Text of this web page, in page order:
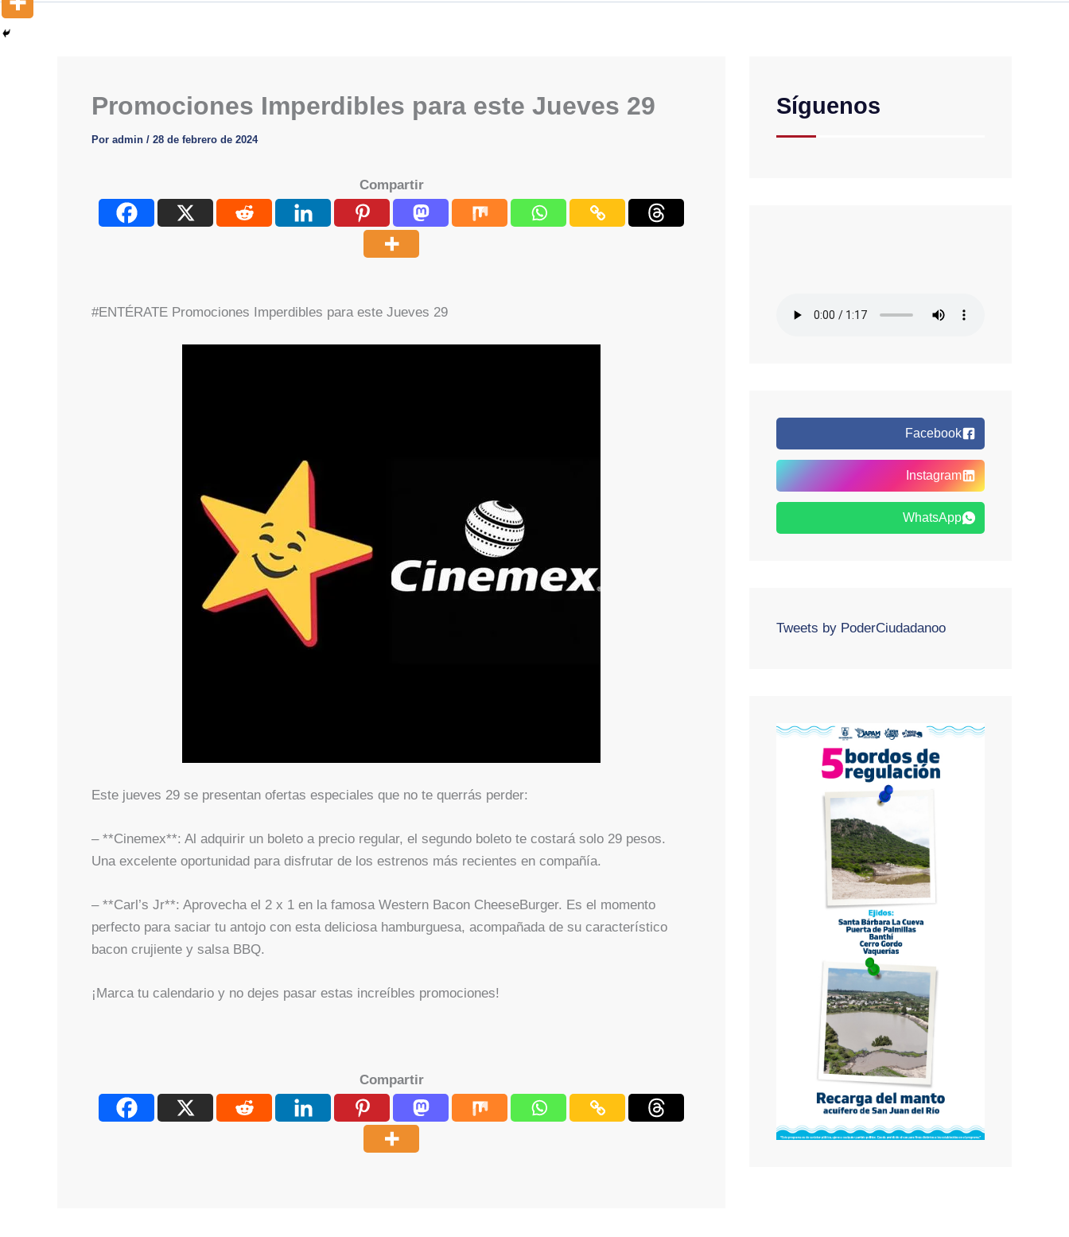
Promociones Imperdibles para este Jueves 29
Por admin / 28 de febrero de 2024
Compartir
#ENTÉRATE Promociones Imperdibles para este Jueves 29
Este jueves 29 se presentan ofertas especiales que no te querrás perder:
– **Cinemex**: Al adquirir un boleto a precio regular, el segundo boleto te costará solo 29 pesos.
Una excelente oportunidad para disfrutar de los estrenos más recientes en compañía.
– **Carl’s Jr**: Aprovecha el 2 x 1 en la famosa Western Bacon CheeseBurger. Es el momento
perfecto para saciar tu antojo con esta deliciosa hamburguesa, acompañada de su característico
bacon crujiente y salsa BBQ.
¡Marca tu calendario y no dejes pasar estas increíbles promociones!
Compartir
Síguenos
Facebook
Instagram
WhatsApp
Tweets by PoderCiudadanoo